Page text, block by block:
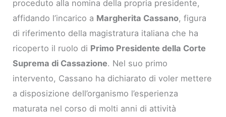
proceduto alla nomina della propria presidente,
affidando l’incarico a Margherita Cassano, figura
di riferimento della magistratura italiana che ha
ricoperto il ruolo di Primo Presidente della Corte
Suprema di Cassazione. Nel suo primo
intervento, Cassano ha dichiarato di voler mettere
a disposizione dell’organismo l’esperienza
maturata nel corso di molti anni di attività